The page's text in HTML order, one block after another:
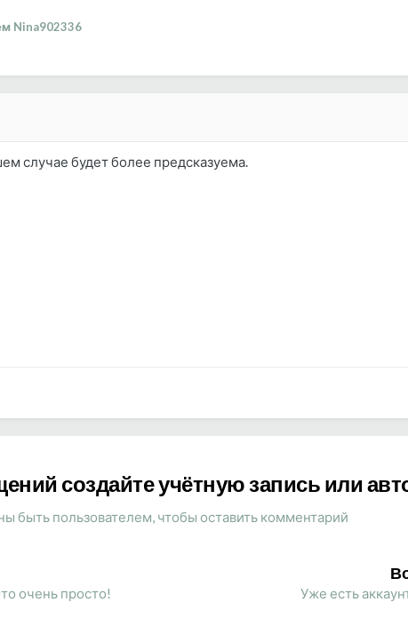
Nina902336
случае будет более предсказуема.
создайте учётную запись или
быть пользователем, чтобы оставить комментарий
очень просто! Уже есть